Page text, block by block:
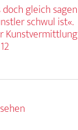
gleich sagen
schwul ist«.
Kunstvermittlung